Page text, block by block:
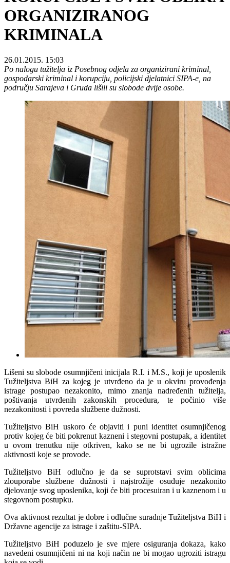
ORGANIZIRANOG
KRIMINALA
26.01.2015. 15:03
Po nalogu tužitelja iz Posebnog odjela za organizirani kriminal,
gospodarski kriminal i korupciju, policijski djelatnici SIPA-e, na
području Sarajeva i Gruda lišili su slobode dvije osobe.
Lišeni su slobode osumnjičeni inicijala R.I. i M.S., koji je uposlenik
Tužiteljstva BiH za kojeg je utvrđeno da je u okviru provođenja
istrage postupao nezakonito, mimo znanja nadređenih tužitelja,
poštivanja utvrđenih zakonskih procedura, te počinio više
nezakonitosti i povreda službene dužnosti.
Tužiteljstvo BiH uskoro će objaviti i puni identitet osumnjičenog
protiv kojeg će biti pokrenut kazneni i stegovni postupak, a identitet
u ovom trenutku nije otkriven, kako se ne bi ugrozile istražne
aktivnosti koje se provode.
Tužiteljstvo BiH odlučno je da se suprotstavi svim oblicima
zlouporabe službene dužnosti i najstrožije osuđuje nezakonito
djelovanje svog uposlenika, koji će biti procesuiran i u kaznenom i u
stegovnom postupku.
Ova aktivnost rezultat je dobre i odlučne suradnje Tužiteljstva BiH i
Državne agencije za istrage i zaštitu-SIPA.
Tužiteljstvo BiH poduzelo je sve mjere osiguranja dokaza, kako
navedeni osumnjičeni ni na koji način ne bi mogao ugroziti istragu